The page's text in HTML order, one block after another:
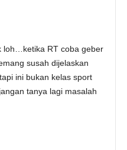
loh…ketika RT coba geber
susah dijelaskan
ini bukan kelas sport
tanya lagi masalah